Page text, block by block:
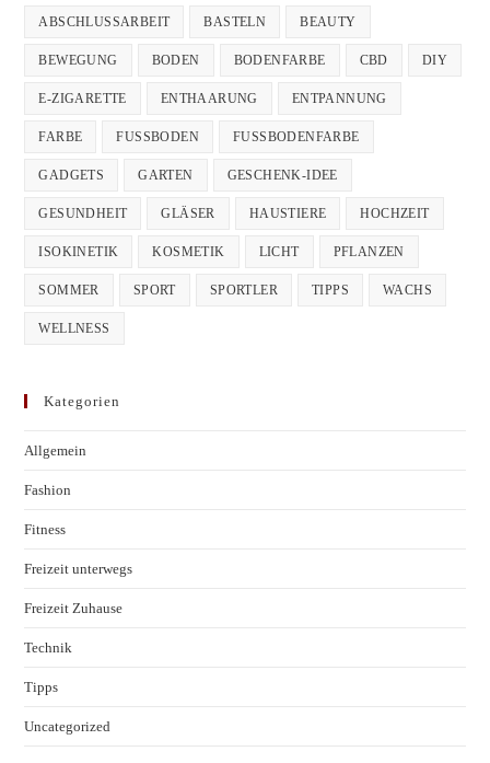
ABSCHLUSSARBEIT BASTELN BEAUTY
BEWEGUNG BODEN BODENFARBE CBD DIY
E-ZIGARETTE ENTHAARUNG ENTPANNUNG
FARBE FUSSBODEN FUSSBODENFARBE
GADGETS GARTEN GESCHENK-IDEE
GESUNDHEIT GLÄSER HAUSTIERE HOCHZEIT
ISOKINETIK KOSMETIK LICHT PFLANZEN
SOMMER SPORT SPORTLER TIPPS WACHS
WELLNESS
Kategorien
Allgemein
Fashion
Fitness
Freizeit unterwegs
Freizeit Zuhause
Technik
Tipps
Uncategorized